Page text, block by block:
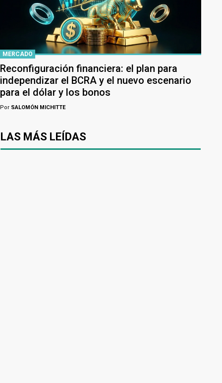
MERCADO
Reconfiguración financiera: el plan para
independizar el BCRA y el nuevo escenario
para el dólar y los bonos
Por SALOMÓN MICHITTE
LAS MÁS LEÍDAS